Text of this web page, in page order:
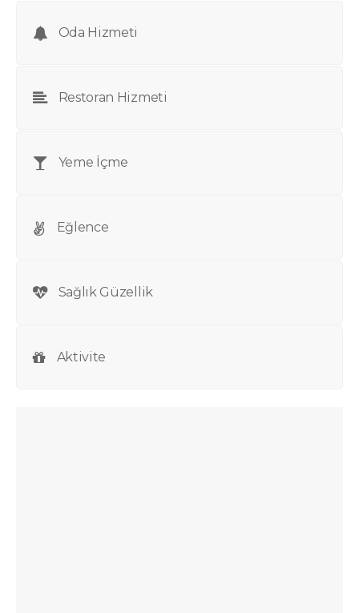
Oda Hizmeti
Restoran Hizmeti
Yeme İçme
Eğlence
Sağlık Güzellik
Aktivite